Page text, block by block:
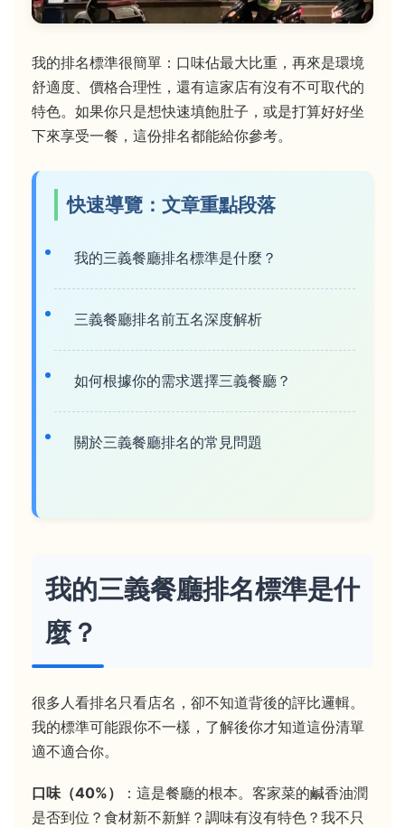
我的排名標準很簡單：口味佔最大比重，再來是環境
舒適度、價格合理性，還有這家店有沒有不可取代的
特色。如果你只是想快速填飽肚子，或是打算好好坐
下來享受一餐，這份排名都能給你參考。
快速導覽：文章重點段落
我的三義餐廳排名標準是什麼？
三義餐廳排名前五名深度解析
如何根據你的需求選擇三義餐廳？
關於三義餐廳排名的常見問題
我的三義餐廳排名標準是什
麼？
很多人看排名只看店名，卻不知道背後的評比邏輯。
我的標準可能跟你不一樣，了解後你才知道這份清單
適不適合你。
口味（40%）
：這是餐廳的根本。客家菜的鹹香油潤
是否到位？食材新不新鮮？調味有沒有特色？我不只